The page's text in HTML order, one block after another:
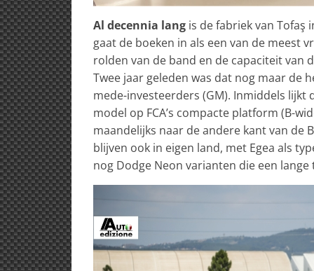
Al decennia lang is de fabriek van Tofaş
gaat de boeken in als een van de meest
rolden van de band en de capaciteit van
Twee jaar geleden was dat nog maar de
mede-investeerders (GM). Inmiddels lijkt
model op FCA’s compacte platform (B-
maandelijks naar de andere kant van de
blijven ook in eigen land, met Egea als
nog Dodge Neon varianten die een